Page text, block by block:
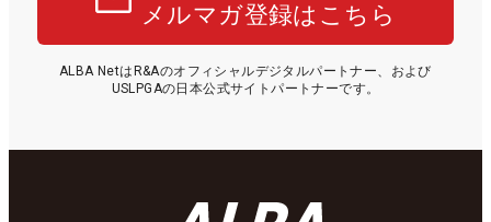
メルマガ登録はこちら
ALBA NetはR&Aのオフィシャルデジタルパートナー、および
USLPGAの日本公式サイトパートナーです。